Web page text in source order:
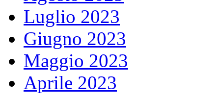
Luglio 2023
Giugno 2023
Maggio 2023
Aprile 2023